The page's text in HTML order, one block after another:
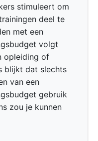
stimuleert om
deel te
met een
volgt
opleiding of
blijkt dat slechts
van een
gebruik
zou je kunnen